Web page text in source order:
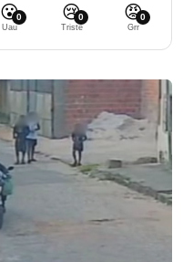
😮0
Uau
😢0
Triste
😡0
Grr